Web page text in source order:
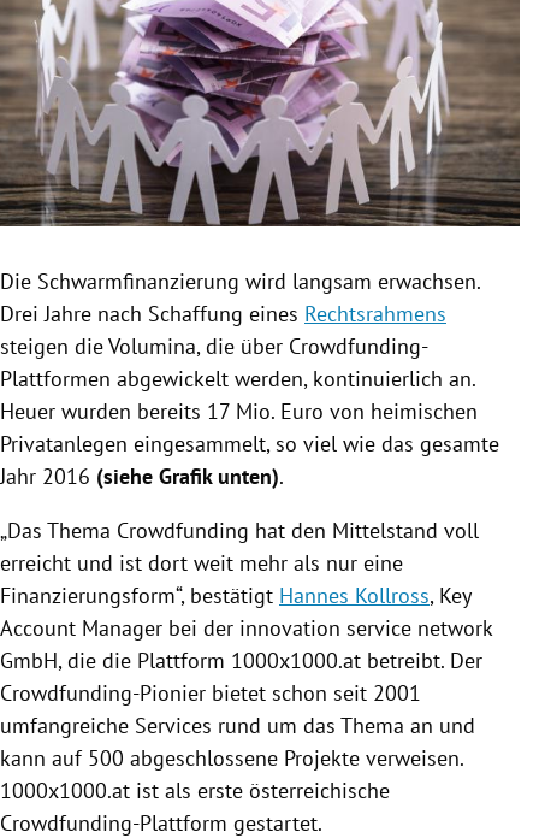
Untermenü
Untermenü
Untermenü
Untermenü
Untermenü
Die Schwarmfinanzierung wird langsam erwachsen.
Drei Jahre nach Schaffung eines Rechtsrahmens
steigen die Volumina, die über Crowdfunding-
Plattformen abgewickelt werden, kontinuierlich an.
Heuer wurden bereits 17 Mio. Euro von heimischen
Privatanlegen eingesammelt, so viel wie das gesamte
Jahr 2016 (siehe Grafik unten).
„Das Thema Crowdfunding hat den Mittelstand voll
erreicht und ist dort weit mehr als nur eine
Finanzierungsform“, bestätigt Hannes Kollross, Key
Account Manager bei der innovation service network
GmbH, die die Plattform 1000x1000.at betreibt. Der
Crowdfunding-Pionier bietet schon seit 2001
umfangreiche Services rund um das Thema an und
kann auf 500 abgeschlossene Projekte verweisen.
1000x1000.at ist als erste österreichische
Crowdfunding-Plattform gestartet.